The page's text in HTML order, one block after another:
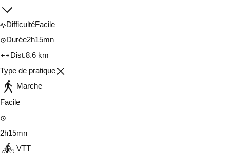
DifficultéFacile
Durée2h15mn
Dist.8.6 km
Type de pratique
Marche
Facile
2h15mn
VTT